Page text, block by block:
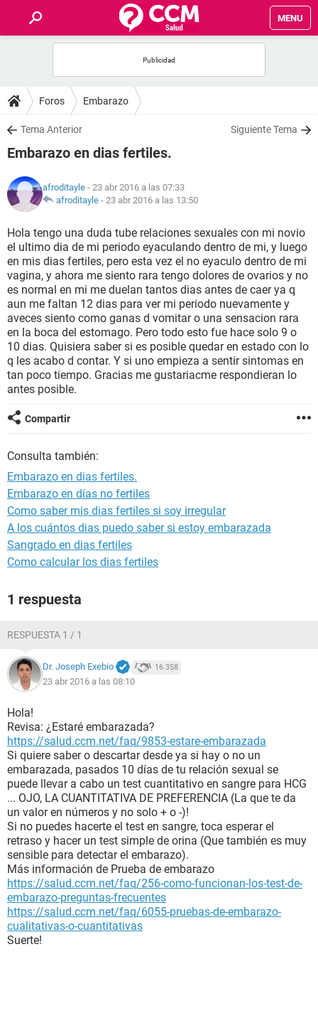
MENU
FOROS
SALUD
NUTRICIÓN
BIENESTAR
SEXUALIDAD
GLOSARIO
Foros Embarazo
Tema Anterior Siguiente Tema
Embarazo en dias fertiles.
afroditayle - 23 abr 2016 a las 07:33
afroditayle - 23 abr 2016 a las 13:50
Hola tengo una duda tube relaciones sexuales con mi novio
el ultimo dia de mi periodo eyaculando dentro de mi, y luego
en mis dias fertiles, pero esta vez el no eyaculo dentro de mi
vagina, y ahora me siento rara tengo dolores de ovarios y no
es normal en mi me duelan tantos dias antes de caer ya q
aun me faltan 12 dias para ver mi periodo nuevamente y
aveces siento como ganas d vomitar o una sensacion rara
en la boca del estomago. Pero todo esto fue hace solo 9 o
10 dias. Quisiera saber si es posible quedar en estado con lo
q les acabo d contar. Y si uno empieza a sentir sintomas en
tan poco tiempo. Gracias me gustariacme respondieran lo
antes posible.
Compartir
Consulta también:
Embarazo en dias fertiles.
Embarazo en días no fertiles
Como saber mis dias fertiles si soy irregular
A los cuántos dias puedo saber si estoy embarazada
Sangrado en dias fertiles
Como calcular los dias fertiles
1 respuesta
RESPUESTA 1 / 1
Dr. Joseph Exebio 16.358
23 abr 2016 a las 08:10
Hola!
Revisa: ¿Estaré embarazada?
https://salud.ccm.net/faq/9853-estare-embarazada
Si quiere saber o descartar desde ya si hay o no un
embarazada, pasados 10 días de tu relación sexual se
puede llevar a cabo un test cuantitativo en sangre para HCG
... OJO, LA CUANTITATIVA DE PREFERENCIA (La que te da
un valor en números y no solo + o -)!
Si no puedes hacerte el test en sangre, toca esperar el
retraso y hacer un test simple de orina (Que también es muy
sensible para detectar el embarazo).
Más información de Prueba de embarazo
https://salud.ccm.net/faq/256-como-funcionan-los-test-de-
embarazo-preguntas-frecuentes
https://salud.ccm.net/faq/6055-pruebas-de-embarazo-
cualitativas-o-cuantitativas
Suerte!